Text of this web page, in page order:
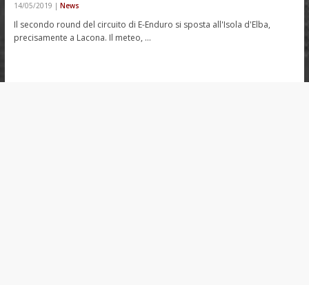
14/05/2019 | News
Il secondo round del circuito di E-Enduro si sposta all'Isola d'Elba,
precisamente a Lacona. Il meteo, …